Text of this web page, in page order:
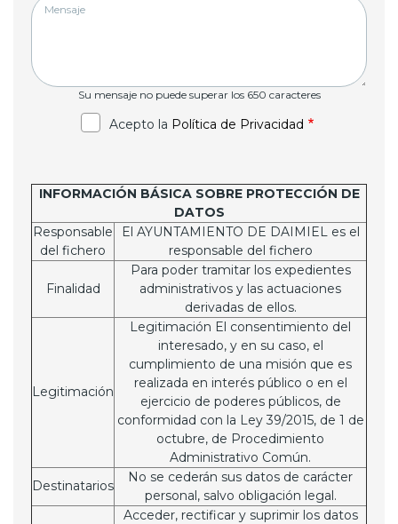
Su mensaje no puede superar los 650 caracteres
Acepto la Política de Privacidad
INFORMACIÓN BÁSICA SOBRE PROTECCIÓN DE
DATOS
Responsable
del fichero
El AYUNTAMIENTO DE DAIMIEL es el
responsable del fichero
Finalidad
Para poder tramitar los expedientes
administrativos y las actuaciones
derivadas de ellos.
Legitimación
Legitimación El consentimiento del
interesado, y en su caso, el
cumplimiento de una misión que es
realizada en interés público o en el
ejercicio de poderes públicos, de
conformidad con la Ley 39/2015, de 1 de
octubre, de Procedimiento
Administrativo Común.
Destinatarios
No se cederán sus datos de carácter
personal, salvo obligación legal.
Acceder, rectificar y suprimir los datos